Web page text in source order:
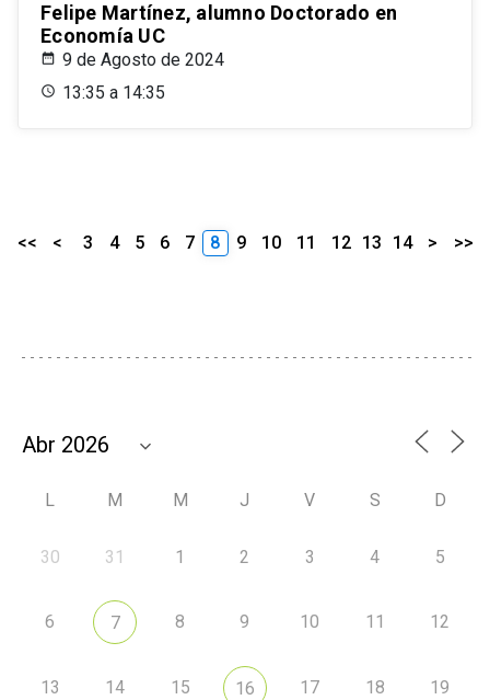
Felipe Martínez, alumno Doctorado en
Economía UC
9 de Agosto de 2024
13:35 a 14:35
<< < 3 4 5 6 7 8 9 10 11 12 13 14 > >>
L M M J V S D
30 31 1 2 3 4 5
6 7 8 9 10 11 12
13 14 15 16 17 18 19